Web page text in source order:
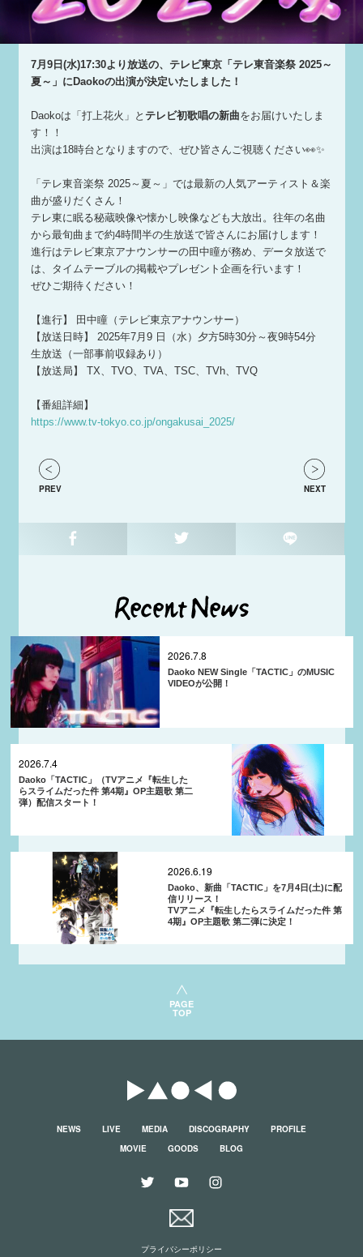
7月9日(水)17:30より放送の、テレビ東京「テレ東音楽祭 2025～
夏～」にDaokoの出演が決定いたしました！
Daokoは「打上花火」と テレビ初歌唱の新曲をお届けいたしま
す！！
出演は18時台となりますので、ぜひ皆さんご視聴ください👀✨
「テレ東音楽祭 2025～夏～」では最新の人気アーティスト＆楽
曲が盛りだくさん！
テレ東に眠る秘蔵映像や懐かし映像なども大放出。往年の名曲
から最旬曲まで約4時間半の生放送で皆さんにお届けします！
進行はテレビ東京アナウンサーの田中瞳が務め、データ放送で
は、タイムテーブルの掲載やプレゼント企画を行います！
ぜひご期待ください！
【進行】 田中瞳（テレビ東京アナウンサー）
【放送日時】 2025年7月9 日（水）夕方5時30分～夜9時54分
生放送（一部事前収録あり）
【放送局】 TX、TVO、TVA、TSC、TVh、TVQ
【番組詳細】
https://www.tv-tokyo.co.jp/ongakusai_2025/
PREV NEXT
2026.7.8
Daoko NEW Single「TACTIC」のMUSIC
VIDEOが公開！
2026.7.4
Daoko「TACTIC」（TVアニメ『転生した
らスライムだった件 第4期』OP主題歌 第二
弾）配信スタート！
2026.6.19
Daoko、新曲「TACTIC」を7月4日(土)に配
信リリース！
TVアニメ『転生したらスライムだった件 第
4期』OP主題歌 第二弾に決定！
PAGE
TOP
NEWS LIVE MEDIA DISCOGRAPHY
PROFILE
MOVIE
GOODS BLOG
プライバシーポリシー